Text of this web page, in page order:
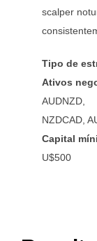
scalper
Tipo de
Ativos
AUDNZD,
NZDCAD,
Capital
U$500